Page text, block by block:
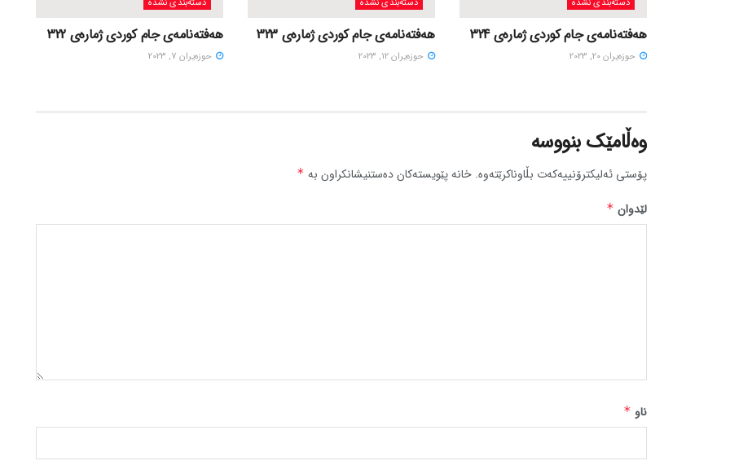
هەفتەنامەی جام کوردی ژمارەی 324
حوزه‌یران 20, 2023
هەفتەنامەی جام کوردی ژمارەی 323
حوزه‌یران 12, 2023
هەفتەنامەی جام کوردی ژمارەی 322
حوزه‌یران 7, 2023
وەڵامێک بنووسە
پۆستی ئەلیکترۆنییەکەت بڵاوناکرێتەوە. خانە پێویستەکان دەستنیشانکراون بە *
لێدوان *
ناو *